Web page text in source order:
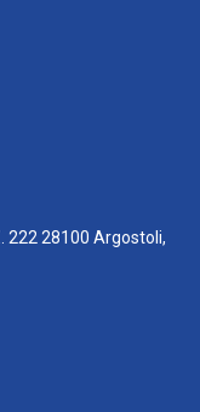
28100 Argostoli,